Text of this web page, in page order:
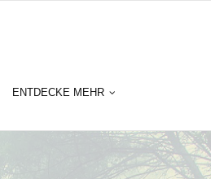
ENTDECKE MEHR